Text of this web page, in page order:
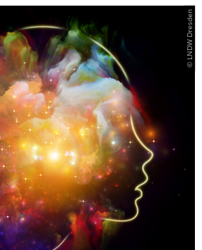
© LNDW Dresden